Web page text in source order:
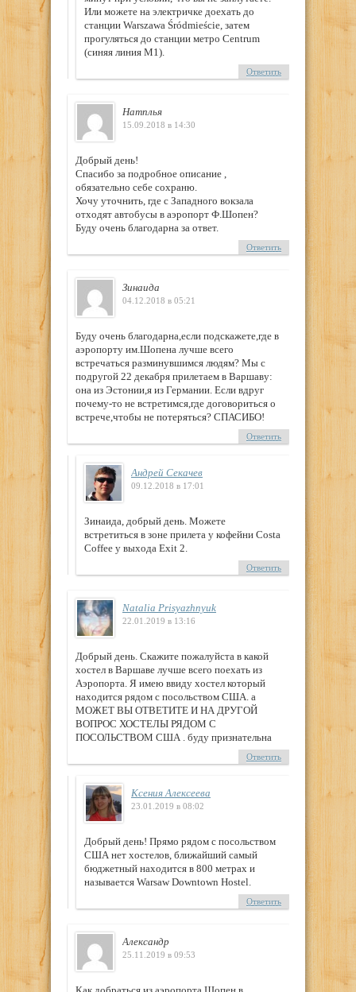
Или можете на электричке доехать до
станции Warszawa Śródmieście, затем
прогуляться до станции метро Centrum
(синяя линия M1).
Ответить
Натплья
15.09.2018 в 14:30
Добрый день!
Спасибо за подробное описание ,
обязательно себе сохраню.
Хочу уточнить, где с Западного вокзала
отходят автобусы в аэропорт Ф.Шопен?
Буду очень благодарна за ответ.
Ответить
Зинаида
04.12.2018 в 05:21
Буду очень благодарна,если подскажете,где в
аэропорту им.Шопена лучше всего
встречаться разминувшимся людям? Мы с
подругой 22 декабря прилетаем в Варшаву:
она из Эстонии,я из Германии. Если вдруг
почему-то не встретимся,где договориться о
встрече,чтобы не потеряться? СПАСИБО!
Ответить
Андрей Секачев
09.12.2018 в 17:01
Зинаида, добрый день. Можете
встретиться в зоне прилета у кофейни Costa
Coffee у выхода Exit 2.
Ответить
Natalia Prisyazhnyuk
22.01.2019 в 13:16
Добрый день. Скажите пожалуйста в какой
хостел в Варшаве лучше всего поехать из
Аэропорта. Я имею ввиду хостел который
находится рядом с посольством США. а
МОЖЕТ ВЫ ОТВЕТИТЕ И НА ДРУГОЙ
ВОПРОС ХОСТЕЛЫ РЯДОМ С
ПОСОЛЬСТВОМ США . буду признательна
Ответить
Ксения Алексеева
23.01.2019 в 08:02
Добрый день! Прямо рядом с посольством
США нет хостелов, ближайший самый
бюджетный находится в 800 метрах и
называется Warsaw Downtown Hostel.
Ответить
Александр
25.11.2019 в 09:53